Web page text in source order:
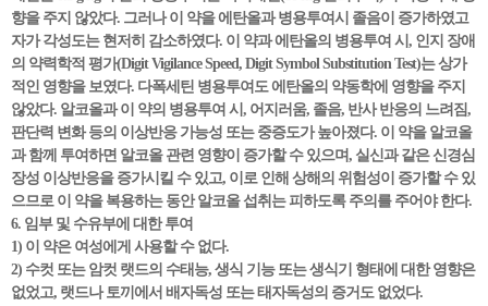
향을 주지 않았다. 그러나 이 약을 에탄올과 병용투여시 졸음이 증가하였고
자가 각성도는 현저히 감소하였다. 이 약과 에탄올의 병용투여 시, 인지 장애
의 약력학적 평가(Digit Vigilance Speed, Digit Symbol Substitution Test)는 상가
적인 영향을 보였다. 다폭세틴 병용투여도 에탄올의 약동학에 영향을 주지
않았다. 알코올과 이 약의 병용투여 시, 어지러움, 졸음, 반사 반응의 느려짐,
판단력 변화 등의 이상반응 가능성 또는 중증도가 높아졌다. 이 약을 알코올
과 함께 투여하면 알코올 관련 영향이 증가할 수 있으며, 실신과 같은 신경심
장성 이상반응을 증가시킬 수 있고, 이로 인해 상해의 위험성이 증가할 수 있
으므로 이 약을 복용하는 동안 알코올 섭취는 피하도록 주의를 주어야 한다.
6. 임부 및 수유부에 대한 투여
1) 이 약은 여성에게 사용할 수 없다.
2) 수컷 또는 암컷 랫드의 수태능, 생식 기능 또는 생식기 형태에 대한 영향은
없었고, 랫드나 토끼에서 배자독성 또는 태자독성의 증거도 없었다.